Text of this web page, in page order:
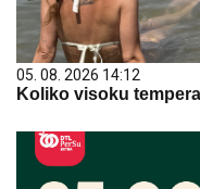
05. 08. 2026 14:12
Koliko visoku